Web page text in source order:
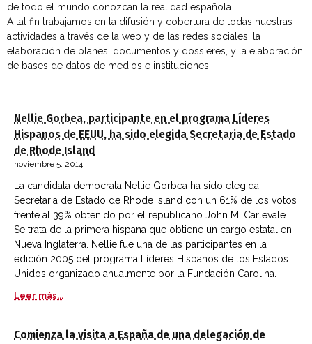
de todo el mundo conozcan la realidad española.
A tal fin trabajamos en la difusión y cobertura de todas nuestras
actividades a través de la web y de las redes sociales, la
elaboración de planes, documentos y dossieres, y la elaboración
de bases de datos de medios e instituciones.
Nellie Gorbea, participante en el programa Líderes
Hispanos de EEUU, ha sido elegida Secretaria de Estado
de Rhode Island
noviembre 5, 2014
La candidata democrata Nellie Gorbea ha sido elegida
Secretaria de Estado de Rhode Island con un 61% de los votos
frente al 39% obtenido por el republicano John M. Carlevale.
Se trata de la primera hispana que obtiene un cargo estatal en
Nueva Inglaterra. Nellie fue una de las participantes en la
edición 2005 del programa Líderes Hispanos de los Estados
Unidos organizado anualmente por la Fundación Carolina.
Leer más...
Comienza la visita a España de una delegación de